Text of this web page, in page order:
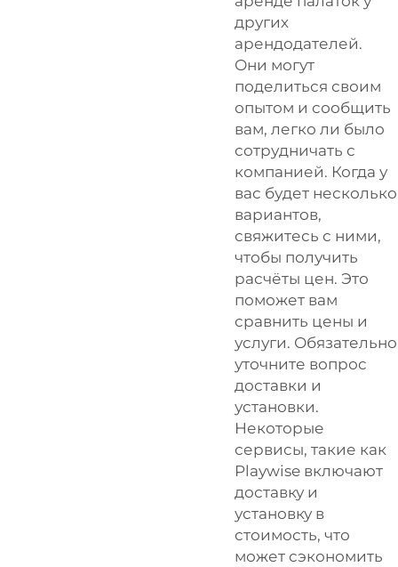
других
арендодателей.
Они могут
поделиться своим
опытом и сообщить
вам, легко ли было
сотрудничать с
компанией. Когда у
вас будет несколько
вариантов,
свяжитесь с ними,
чтобы получить
расчёты цен. Это
поможет вам
сравнить цены и
услуги. Обязательно
уточните вопрос
доставки и
установки.
Некоторые
сервисы, такие как
Playwise включают
доставку и
установку в
стоимость, что
может сэкономить